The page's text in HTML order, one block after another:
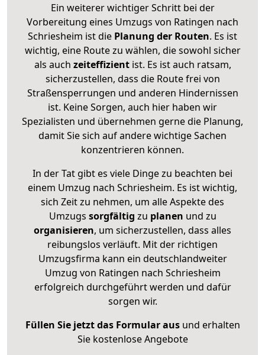
Ein weiterer wichtiger Schritt bei der
Vorbereitung eines Umzugs von Ratingen nach
Schriesheim ist die Planung der Routen. Es ist
wichtig, eine Route zu wählen, die sowohl sicher
als auch zeiteffizientist. Es ist auch ratsam,
sicherzustellen, dass die Route frei von
Straßensperrungen und anderen Hindernissen
ist. Keine Sorgen, auch hier haben wir
Spezialisten und übernehmen gerne die Planung,
damit Sie sich auf andere wichtige Sachen
konzentrieren können.
In der Tat gibt es viele Dinge zu beachten bei
einem Umzug nach Schriesheim. Es ist wichtig,
sich Zeit zu nehmen, um alle Aspekte des
Umzugs sorgfältig zu planen und zu
organisieren, um sicherzustellen, dass alles
reibungslos verläuft. Mit der richtigen
Umzugsfirma kann ein deutschlandweiter
Umzug von Ratingen nach Schriesheim
erfolgreich durchgeführt werden und dafür
sorgen wir.
Füllen Sie jetzt das Formular ausund erhalten
Sie kostenlose Angebote